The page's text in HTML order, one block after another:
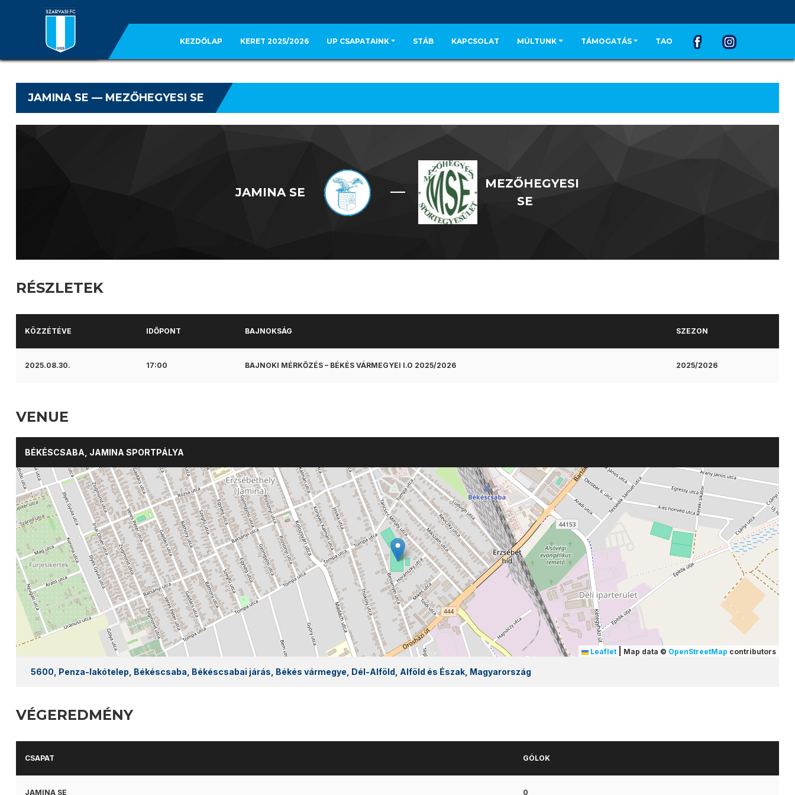
KEZDŐLAP KERET 2025/2026 UP CSAPATAINK STÁB KAPCSOLAT MÚLTUNK TÁMOGATÁS TAO
JAMINA SE — MEZŐHEGYESI SE
JAMINA SE —
MEZŐHEGYESI
SE
RÉSZLETEK
KÖZZÉTÉVE IDŐPONT BAJNOKSÁG SZEZON
2025.08.30. 17:00 BAJNOKI MÉRKŐZÉS – BÉKÉS VÁRMEGYEI I.O 2025/2026 2025/2026
VENUE
BÉKÉSCSABA, JAMINA SPORTPÁLYA
Leaflet Map data © OpenStreetMap contributors
5600, Penza-lakótelep, Békéscsaba, Békéscsabai járás, Békés vármegye, Dél-Alföld, Alföld és Észak, Magyarország
VÉGEREDMÉNY
CSAPAT GÓLOK
JAMINA SE 0